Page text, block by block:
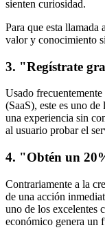
sienten curiosidad.
Para que esta
valor y conocimiento
3. "Regístrate
Usado
(SaaS), este es uno
una experiencia sin
al usuario probar el
4. "Obtén un
Contrariamente a la
de una acción
uno de los excelentes
económico genera un